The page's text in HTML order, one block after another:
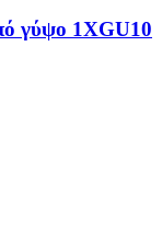
γύψο 1XGU10